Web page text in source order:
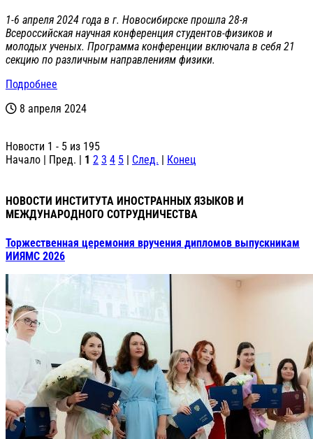
1-6 апреля 2024 года в г. Новосибирске прошла 28-я
Всероссийская научная конференция студентов-физиков и
молодых ученых. Программа конференции включала в себя 21
секцию по различным направлениям физики.
Подробнее
8 апреля 2024
Новости 1 - 5 из 195
Начало | Пред. | 1 2 3 4 5 | След. | Конец
НОВОСТИ ИНСТИТУТА ИНОСТРАННЫХ ЯЗЫКОВ И
МЕЖДУНАРОДНОГО СОТРУДНИЧЕСТВА
Торжественная церемония вручения дипломов выпускникам
ИИЯМС 2026